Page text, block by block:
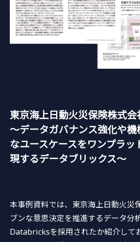
東京海上日動火災保険株式会
～データガバナンス強化や機
なユースケースをワンプラッ
現するデータブリックス～
本事例資料では、東京海上日動火災
ブンな意思決定を推進するデータ分
Databricksを採用されたか紹介して